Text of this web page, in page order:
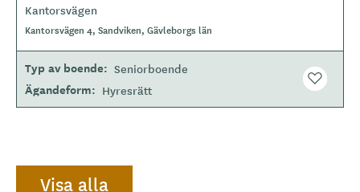
Kantorsvägen
Kantorsvägen 4, Sandviken, Gävleborgs län
Typ av boende Seniorboende
Ägandeform Hyresrätt
Visa alla